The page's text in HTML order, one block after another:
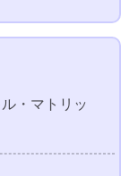
・マトリッ